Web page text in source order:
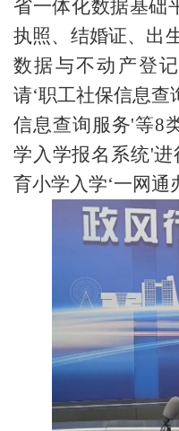
省一体化数据基础
执照、结婚证、出
数据与不动产登
请‘职工社保信息查
信息查询服务'等8
学入学报名系统'
育小学入学‘一网通